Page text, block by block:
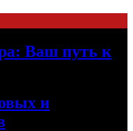
Ваш путь к
и